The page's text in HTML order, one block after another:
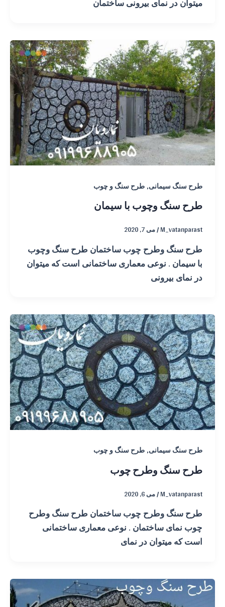
طرح سنگ سیمانی,طرح سنگ و چوب
طرح سنگ وچوب با سیمان
M_vatanparast
/می 7, 2020
طرح سنگ وطرح چوب ساختمان طرح سنگ وچوب
با سیمان . نوعی معماری ساختمانی است که میتوان
در نمای بیرونی
طرح سنگ سیمانی,طرح سنگ و چوب
طرح سنگ وطرح چوب
M_vatanparast
/می 6, 2020
طرح سنگ وطرح چوب ساختمان طرح سنگ وطرح
چوب نمای ساختمان . نوعی معماری ساختمانی
است که میتوان در نمای